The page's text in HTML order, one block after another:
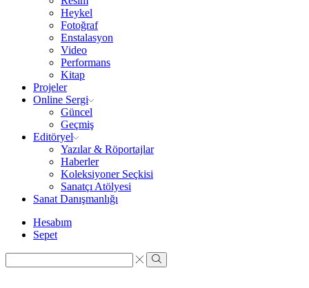
Heykel
Fotoğraf
Enstalasyon
Video
Performans
Kitap
Projeler
Online Sergi
Güncel
Geçmiş
Editöryel
Yazılar & Röportajlar
Haberler
Koleksiyoner Seçkisi
Sanatçı Atölyesi
Sanat Danışmanlığı
Hesabım
Sepet
Search
input
Search